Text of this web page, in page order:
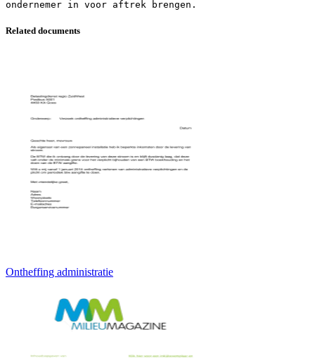
Related documents
Ontheffing administratie